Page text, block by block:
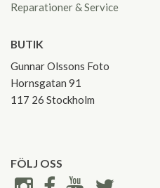
Reparationer & Service
BUTIK
Gunnar Olssons Foto
Hornsgatan 91
117 26 Stockholm
FÖLJ OSS